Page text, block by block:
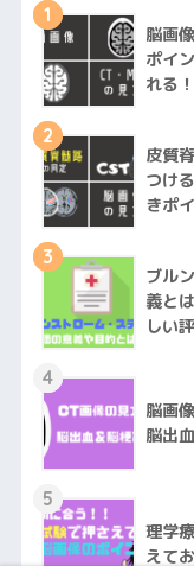
1
脳画
ポイ
れる
2
皮質
つけ
きポ
3
ブル
義と
しい
4
脳画
脳出
5
理学
えて